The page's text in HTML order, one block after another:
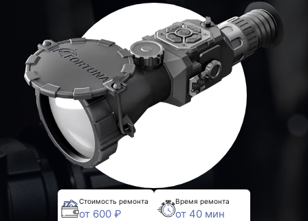
Стоимость ремонта
от 600 ₽
Время ремонта
от 40 мин